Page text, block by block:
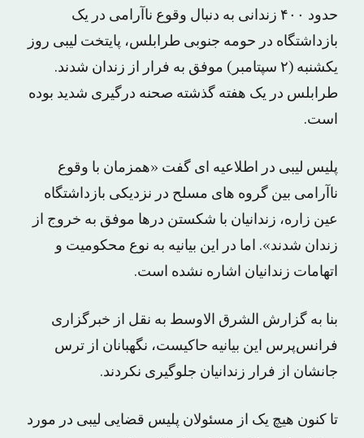
حدود ۴۰۰ زندانی به دنبال وقوع ناآرامی در یک
بازداشتگاه در حومه جنوبی طرابلس، پایتخت لیبی روز
یکشنبه (۲ سپتامبر) موفق به فرار از زندان شدند.
طرابلس در یک هفته گذشته صحنه درگیری شدید بوده
است.
پلیس لیبی در اطلاعیه ای گفت «همزمان با وقوع
ناآرامی بین گروه های مسلح در نزدیکی بازداشتگاه
عین زاره، زندانیان با شکستن درها موفق به خروج از
زندان شدند». اما در این بیانیه به نوع محکومیت و
اتهامات زندانیان اشاره نشده است.
بنا به گزارش الشرق الاوسط به نقل از خبرگزاری
فرانس‌پرس این بیانیه حاکیست، نگهبانان از ترس
جانشان از فرار زندانیان جلوگیری نکردند.
تا کنون هیچ یک از مسئولان پلیس قضایی لیبی در مورد